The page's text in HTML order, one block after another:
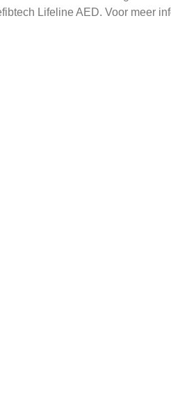
Lifeline AED. Voor meer